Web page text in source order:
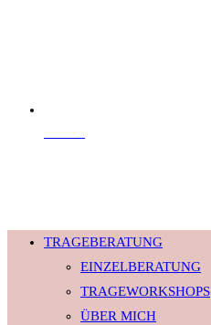
TRAGEBERATUNG
EINZELBERATUNG
TRAGEWORKSHOPS
ÜBER MICH